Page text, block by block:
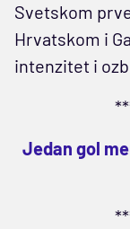
Svetskom
Hrvatskom i
intenzitet i
Jedan gol